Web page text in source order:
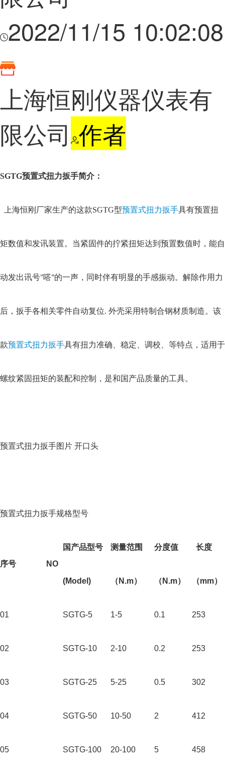
2022/11/15 10:02:08
上海恒刚仪器仪表有
限公司 作者
SGTG预置式扭力扳手简介：
上海恒刚厂家生产的这款SGTG型预置式扭力扳手具有预置扭
矩数值和发讯装置。当紧固件的拧紧扭矩达到预置数值时，能自
动发出讯号"嗒"的一声，同时伴有明显的手感振动。解除作用力
后，扳手各相关零件自动复位. 外壳采用特制合钢材质制造。该
款预置式扭力扳手具有扭力准确、稳定、调校、等特点，适用于
螺纹紧固扭矩的装配和控制，是和国产品质量的工具。
预置式扭力扳手图片 开口头
预置式扭力扳手规格型号
序号 NO
国产品型号
(Model)
测量范围
（N.m）
分度值
（N.m）
长度
（mm）
01 SGTG-5 1-5 0.1 253
02 SGTG-10 2-10 0.2 253
03 SGTG-25 5-25 0.5 302
04 SGTG-50 10-50 2 412
05 SGTG-100 20-100 5 458